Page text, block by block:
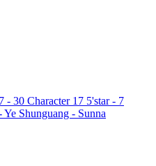
30 Character 17 5'star - 7
Shunguang - Sunna